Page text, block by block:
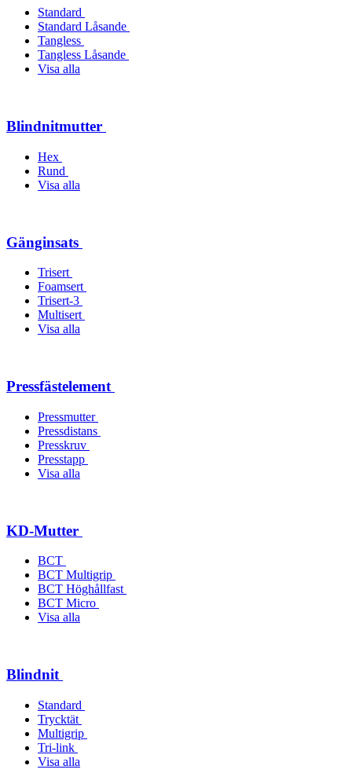
Standard
Standard Låsande
Tangless
Tangless Låsande
Visa alla
Blindnitmutter
Hex
Rund
Visa alla
Gänginsats
Trisert
Foamsert
Trisert-3
Multisert
Visa alla
Pressfästelement
Pressmutter
Pressdistans
Presskruv
Presstapp
Visa alla
KD-Mutter
BCT
BCT Multigrip
BCT Höghållfast
BCT Micro
Visa alla
Blindnit
Standard
Trycktät
Multigrip
Tri-link
Visa alla